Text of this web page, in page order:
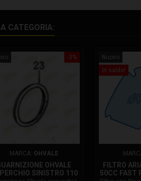
CATEGORIA:
-3%
MARCA: OHVALE
OHVALE
SINISTRO 110
Nuovo
In saldo!
FILTRO
50CC FAST